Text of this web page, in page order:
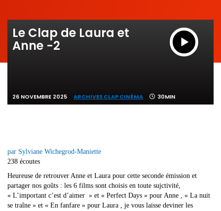
Le Clap de Laura et
Anne -2
26 NOVEMBRE 2025 ARCHIVES CLAP CINÉMA 30MIN
par Sylviane Wichegrod-Maniette
238 écoutes
Heureuse de retrouver Anne et Laura pour cette seconde émission et
partager nos goûts : les 6 films sont choisis en toute sujctivité,
« L’important c’est d’aimer » et « Perfect Days » pour Anne , « La nuit
se traîne » et « En fanfare » pour Laura , je vous laisse deviner les